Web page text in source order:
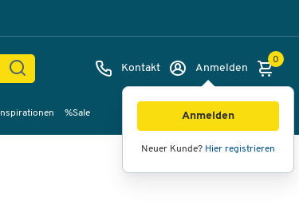
Kontakt Anmelden
Anmelden
Neuer Kunde? Hier registrieren
0
Inspirationen %Sale
Videos 360°-Ansicht